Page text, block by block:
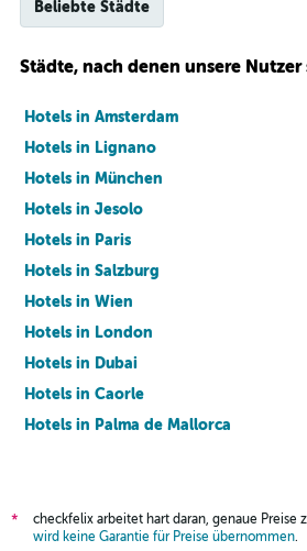
Beliebte Städte
Städte, nach denen unsere Nutzer
Hotels in Amsterdam
Hotels in Lignano
Hotels in München
Hotels in Jesolo
Hotels in Paris
Hotels in Salzburg
Hotels in Wien
Hotels in London
Hotels in Dubai
Hotels in Caorle
Hotels in Palma de Mallorca
*
checkfelix arbeitet hart daran, genaue Preise
wird keine Garantie für Preise übernommen.